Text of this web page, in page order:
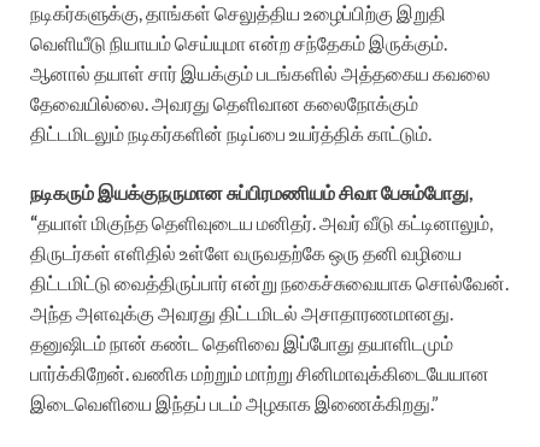
நடிகர்களுக்கு, தாங்கள் செலுத்திய உழைப்பிற்கு இறுதி
வெளியீடு நியாயம் செய்யுமா என்ற சந்தேகம் இருக்கும்.
ஆனால் தயாள் சார் இயக்கும் படங்களில் அத்தகைய கவலை
தேவையில்லை. அவரது தெளிவான கலைநோக்கும்
திட்டமிடலும் நடிகர்களின் நடிப்பை உயர்த்திக் காட்டும்.
நடிகரும் இயக்குநருமான சுப்பிரமணியம் சிவா பேசும்போது,
“தயாள் மிகுந்த தெளிவுடைய மனிதர். அவர் வீடு கட்டினாலும்,
திருடர்கள் எளிதில் உள்ளே வருவதற்கே ஒரு தனி வழியை
திட்டமிட்டு வைத்திருப்பார் என்று நகைச்சுவையாக சொல்வேன்.
அந்த அளவுக்கு அவரது திட்டமிடல் அசாதாரணமானது.
தனுஷிடம் நான் கண்ட தெளிவை இப்போது தயாளிடமும்
பார்க்கிறேன். வணிக மற்றும் மாற்று சினிமாவுக்கிடையேயான
இடைவெளியை இந்தப் படம் அழகாக இணைக்கிறது.”